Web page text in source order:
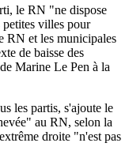
le RN "ne dispose
petites villes pour
RN et les municipales
de baisse des
Marine Le Pen à la
les partis, s'ajoute le
au RN, selon la
droite "n'est pas